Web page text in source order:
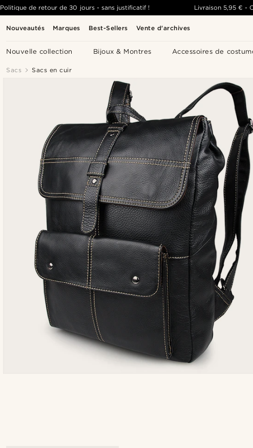
Nouveautés Marques Best-Sellers Vente d'archives
Nouvelle collection Bijoux & Montres Accessoires de
Politique de retour de 30 jours - sans justificatif ! Livraison 5,95 € -
Sacs Sacs en cuir